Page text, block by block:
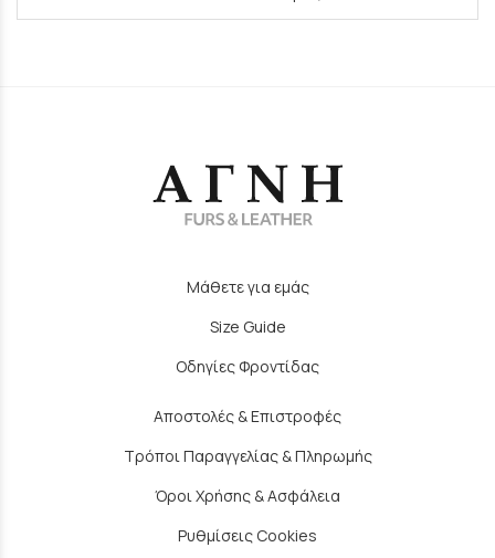
Μάθετε για εμάς
Size Guide
Οδηγίες Φροντίδας
Αποστολές & Επιστροφές
Τρόποι Παραγγελίας & Πληρωμής
Όροι Χρήσης & Ασφάλεια
Ρυθμίσεις Cookies